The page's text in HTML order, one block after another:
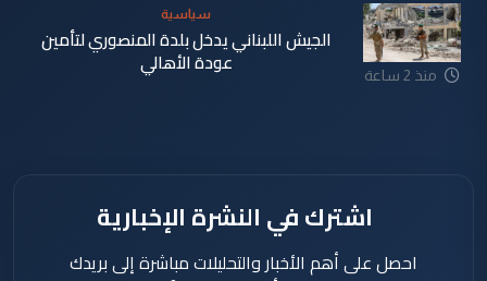
منذ 2 ساعة
سياسية
الجيش اللبناني يدخل بلدة المنصوري لتأمين
عودة الأهالي
اشترك في النشرة الإخبارية
احصل على أهم الأخبار والتحليلات مباشرة إلى بريدك